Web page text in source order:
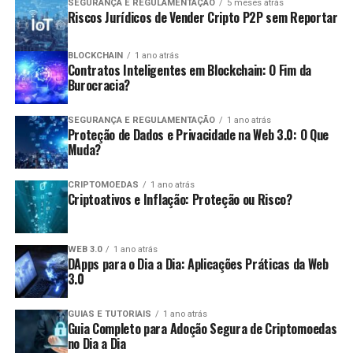
criptomoedas pode proporcionar oportunidades
significativas de lucro.
Variedade de ativos:
criptomoedas para operar, permitindo
diversificação nas estratégias.
Desvantagens:
Risco elevado:
um curto período.
Estresse emocional:
ansiedade.
Custos de transação:
Quais são as obrigações fiscais dos
apresentadas a qualquer momento, desde que
dentro do prazo de cinco anos após a data da
entrega da declaração original.
Pagamento de Imposto Devido:O pagamento
deve ser feito até a data limite estabelecida pela
Receita Federal.
Consequências da Não Declaração
A não apresentação da declaração pode acarretar
diversas consequências, como:
Multas: Penalidades que podem variar de 1% a
20% do valor do imposto devido.
Impedimentos:
participar de licitações e realizar operações de
crédito.
SEGURANÇA E REGULAMENTAÇÃO 5 meses atrás
Riscos Jurídicos de Vender Cripto P2P sem Reportar
BLOCKCHAIN 1 ano atrás
Contratos Inteligentes em Blockchain: O Fim da
Burocracia?
SEGURANÇA E REGULAMENTAÇÃO 1 ano atrás
Proteção de Dados e Privacidade na Web 3.0: O Que
Muda?
CRIPTOMOEDAS 1 ano atrás
Criptoativos e Inflação: Proteção ou Risco?
WEB 3.0 1 ano atrás
DApps para o Dia a Dia: Aplicações Práticas da Web
3.0
GUIAS E TUTORIAIS 1 ano atrás
Guia Completo para Adoção Segura de Criptomoedas
no Dia a Dia